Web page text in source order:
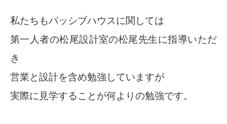
私たちもパッシブハウスに関しては
第一人者の松尾設計室の松尾先生に指導いただ
き
営業と設計を含め勉強していますが
実際に見学することが何よりの勉強です。